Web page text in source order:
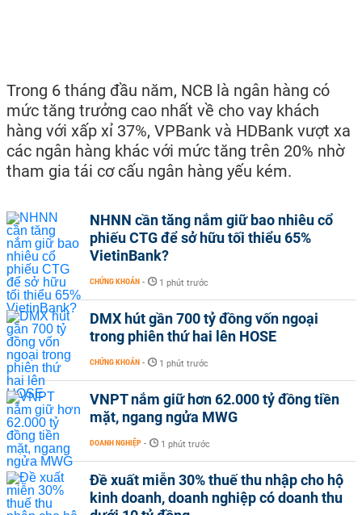
Trong 6 tháng đầu năm, NCB là ngân hàng có
mức tăng trưởng cao nhất về cho vay khách
hàng với xấp xỉ 37%, VPBank và HDBank vượt xa
các ngân hàng khác với mức tăng trên 20% nhờ
tham gia tái cơ cấu ngân hàng yếu kém.
NHNN cần tăng nắm giữ bao nhiêu cổ
phiếu CTG để sở hữu tối thiểu 65%
VietinBank?
CHỨNG KHOÁN - 1 phút trước
DMX hút gần 700 tỷ đồng vốn ngoại
trong phiên thứ hai lên HOSE
CHỨNG KHOÁN - 1 phút trước
VNPT nắm giữ hơn 62.000 tỷ đồng tiền
mặt, ngang ngửa MWG
DOANH NGHIỆP - 1 phút trước
Đề xuất miễn 30% thuế thu nhập cho hộ
kinh doanh, doanh nghiệp có doanh thu